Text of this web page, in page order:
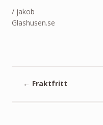
/ jakob
Glashusen.se
← Fraktfritt